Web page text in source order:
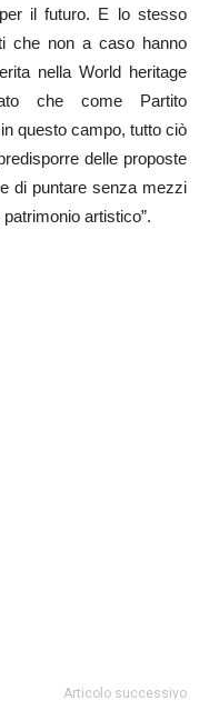
il futuro. E lo stesso
che non a caso hanno
nella World heritage
che come Partito
questo campo, tutto ciò
delle proposte
di puntare senza mezzi
artistico”.
Articolo successivo